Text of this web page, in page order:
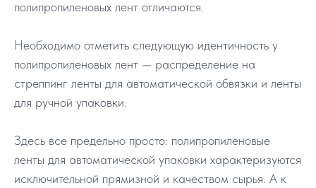
полипропиленовых лент отличаются.
Необходимо отметить следующую идентичность у
полипропиленовых лент — распределение на
стреппинг ленты для автоматической обвязки и ленты
для ручной упаковки.
Здесь все предельно просто: полипропиленовые
ленты для автоматической упаковки характеризуются
исключительной прямизной и качеством сырья. А к